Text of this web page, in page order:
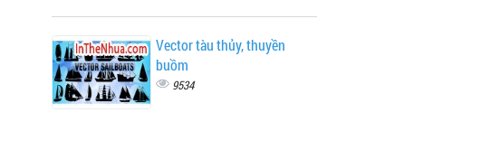
Vector tàu thủy, thuyền
buồm
9534